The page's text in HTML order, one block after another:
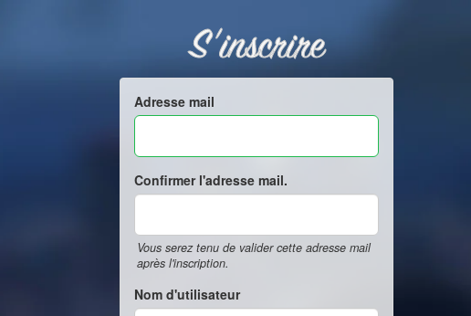
S'inscrire
Adresse mail
Confirmer l'adresse mail.
Vous serez tenu de valider cette adresse mail
après l'inscription.
Nom d'utilisateur